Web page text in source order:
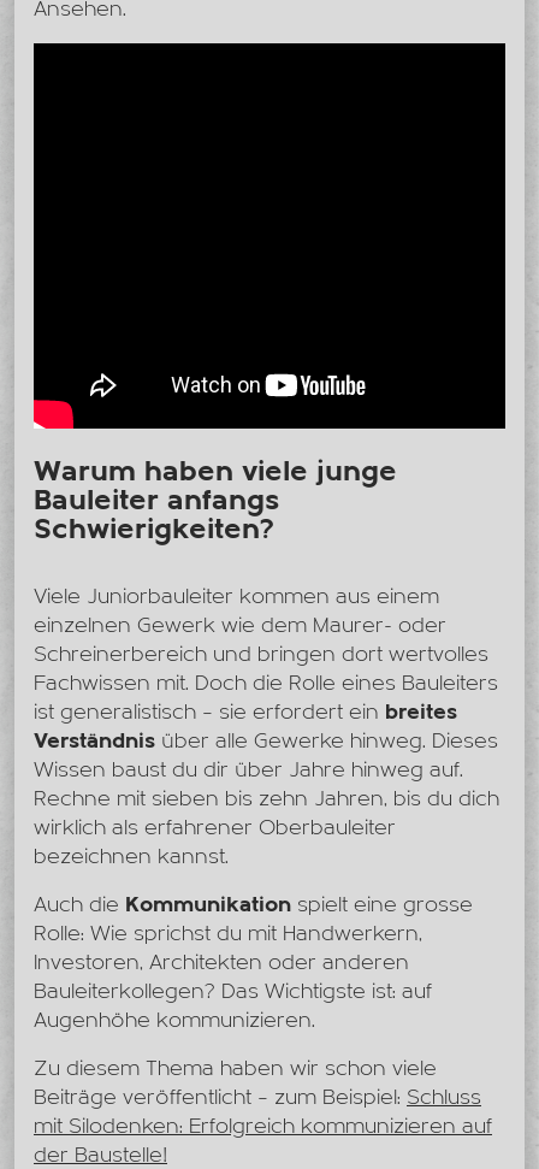
Ansehen.
Warum haben viele junge
Bauleiter anfangs
Schwierigkeiten?
Viele Juniorbauleiter kommen aus einem
einzelnen Gewerk wie dem Maurer- oder
Schreinerbereich und bringen dort wertvolles
Fachwissen mit. Doch die Rolle eines Bauleiters
ist generalistisch – sie erfordert ein breites
Verständnis über alle Gewerke hinweg. Dieses
Wissen baust du dir über Jahre hinweg auf.
Rechne mit sieben bis zehn Jahren, bis du dich
wirklich als erfahrener Oberbauleiter
bezeichnen kannst.
Auch die Kommunikation spielt eine grosse
Rolle: Wie sprichst du mit Handwerkern,
Investoren, Architekten oder anderen
Bauleiterkollegen? Das Wichtigste ist: auf
Augenhöhe kommunizieren.
Zu diesem Thema haben wir schon viele
Beiträge veröffentlicht – zum Beispiel: Schluss
mit Silodenken: Erfolgreich kommunizieren auf
der Baustelle!